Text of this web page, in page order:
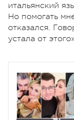
итальянский
Но помогать
отказался.
устала от